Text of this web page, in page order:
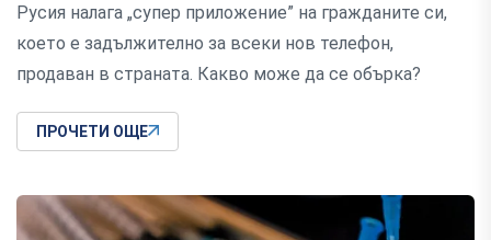
Русия налага „супер приложение” на гражданите си,
което е задължително за всеки нов телефон,
продаван в страната. Какво може да се обърка?
ПРОЧЕТИ ОЩЕ